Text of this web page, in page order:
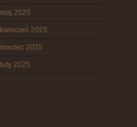
maj 2025
kwiecień 2025
marzec 2025
luty 2025